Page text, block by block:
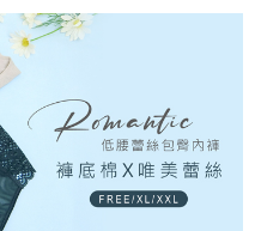
していないことを意味し、評価
ず、「OP Pay Later」は毎月の
信します。
後、「コンビニバーコード／台湾
MONEY」などのチャネルで
届きます。
商品を確かめてから、SMSまた
またはATM/オンラインバンキン
、ご注意ください。AFTEE アプ
とお支払い期限を最長 45 日以内
、AFTEEで延長できる日数をも
無料
無料